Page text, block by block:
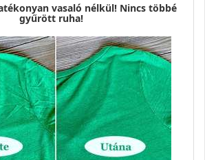
vasaló nélkül! Nincs többé
gyűrött ruha!